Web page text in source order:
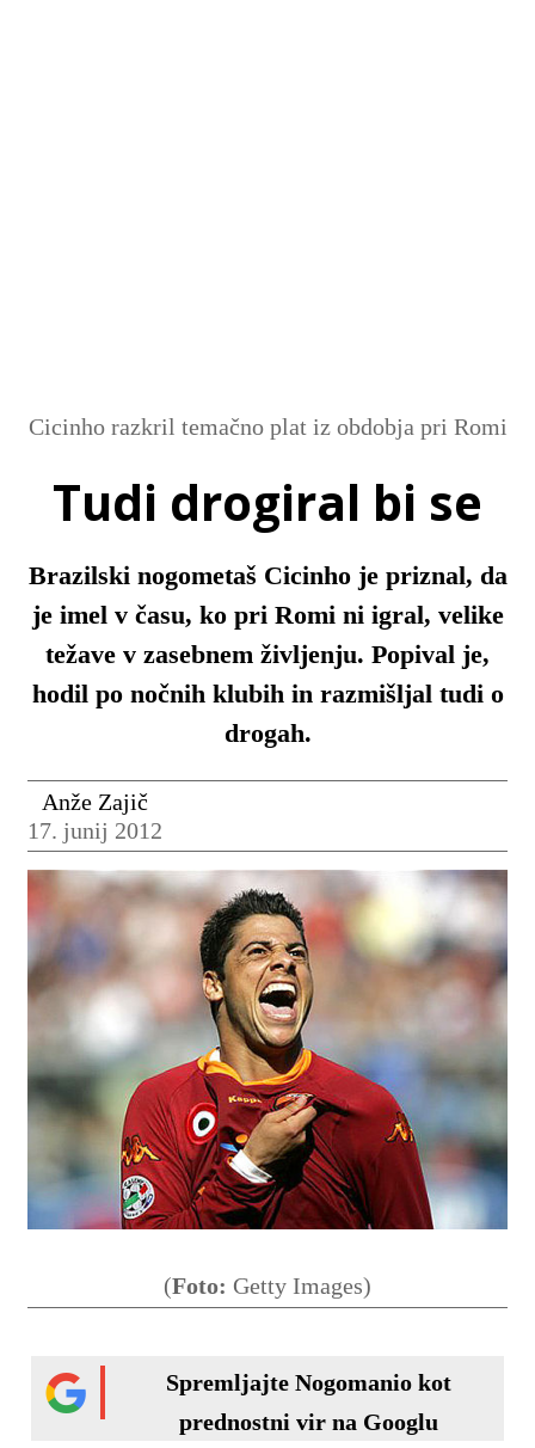
Cicinho razkril temačno plat iz obdobja pri Romi
Tudi drogiral bi se
Brazilski nogometaš Cicinho je priznal, da
je imel v času, ko pri Romi ni igral, velike
težave v zasebnem življenju. Popival je,
hodil po nočnih klubih in razmišljal tudi o
drogah.
Anže Zajič
17. junij 2012
(Foto: Getty Images)
Spremljajte Nogomanio kot
prednostni vir na Googlu